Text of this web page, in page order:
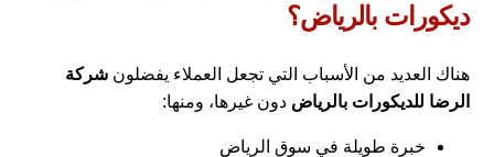
ديكورات بالرياض؟
هناك العديد من الأسباب التي تجعل العملاء يفضلونشركة
الرضا للديكورات بالرياض دون غيرها، ومنها:
خبرة طويلة في سوق الرياض